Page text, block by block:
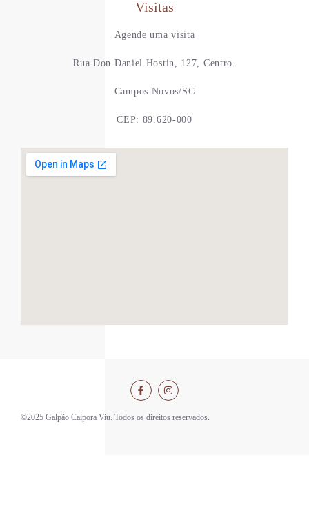
Visitas
Agende uma visita
Rua Don Daniel Hostin, 127, Centro.
Campos Novos/SC
CEP: 89.620-000
©2025 Galpão Caipora Viu. Todos os direitos reservados.